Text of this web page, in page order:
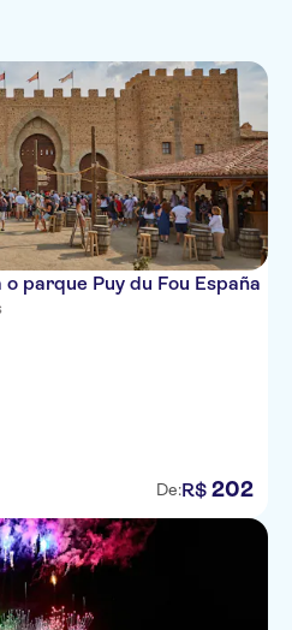
parque Puy du Fou España
De:R$ 202